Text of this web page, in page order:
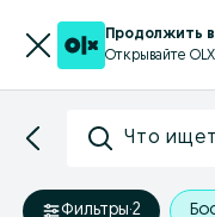
Продолжить
Открывайте
Что
Фильтры·2